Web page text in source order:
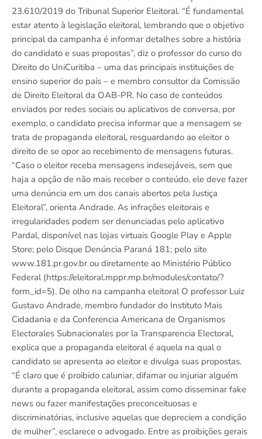
23.610/2019 do Tribunal Superior Eleitoral. “É fundamental
estar atento à legislação eleitoral, lembrando que o objetivo
principal da campanha é informar detalhes sobre a história
do candidato e suas propostas”, diz o professor do curso do
Direito do UniCuritiba – uma das principais instituições de
ensino superior do país – e membro consultor da Comissão
de Direito Eleitoral da OAB-PR. No caso de conteúdos
enviados por redes sociais ou aplicativos de conversa, por
exemplo, o candidato precisa informar que a mensagem se
trata de propaganda eleitoral, resguardando ao eleitor o
direito de se opor ao recebimento de mensagens futuras.
“Caso o eleitor receba mensagens indesejáveis, sem que
haja a opção de não mais receber o conteúdo, ele deve fazer
uma denúncia em um dos canais abertos pela Justiça
Eleitoral”, orienta Andrade. As infrações eleitorais e
irregularidades podem ser denunciadas pelo aplicativo
Pardal, disponível nas lojas virtuais Google Play e Apple
Store; pelo Disque Denúncia Paraná 181; pelo site
www.181.pr.gov.br ou diretamente ao Ministério Público
Federal (https://eleitoral.mppr.mp.br/modules/contato/?
form_id=5). De olho na campanha eleitoral O professor Luiz
Gustavo Andrade, membro fundador do Instituto Mais
Cidadania e da Conferencia Americana de Organismos
Electorales Subnacionales por la Transparencia Electoral,
explica que a propaganda eleitoral é aquela na qual o
candidato se apresenta ao eleitor e divulga suas propostas.
“É claro que é proibido caluniar, difamar ou injuriar alguém
durante a propaganda eleitoral, assim como disseminar fake
news ou fazer manifestações preconceituosas e
discriminatórias, inclusive aquelas que depreciem a condição
de mulher”, esclarece o advogado. Entre as proibições gerais